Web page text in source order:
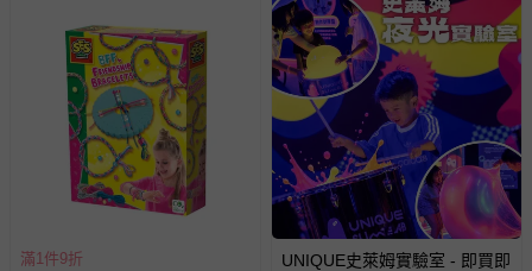
部分商品依據消費者保護法的規定，不適用七天鑑賞期/猶
豫期範圍：
易於腐敗、保存期限較短或解約時即將逾期（例如生鮮
商品、食品等）。
客製化商品（例如客製生日書、姓名貼等）。
報紙、期刊或雜誌（惟書籍如經拆封、使用，則酌收整
新費用）。
經消費者拆封之影音商品或電腦軟體（例如 DVD、CD
等）。
滿1件9折 UNIQUE史萊姆實驗室 - 即買即